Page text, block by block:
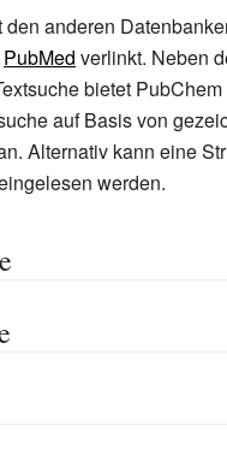
den anderen
PubMed verlinkt. Neben
bietet
auf Basis von
Alternativ kann eine
werden.